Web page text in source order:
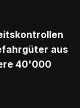
aus
40'000